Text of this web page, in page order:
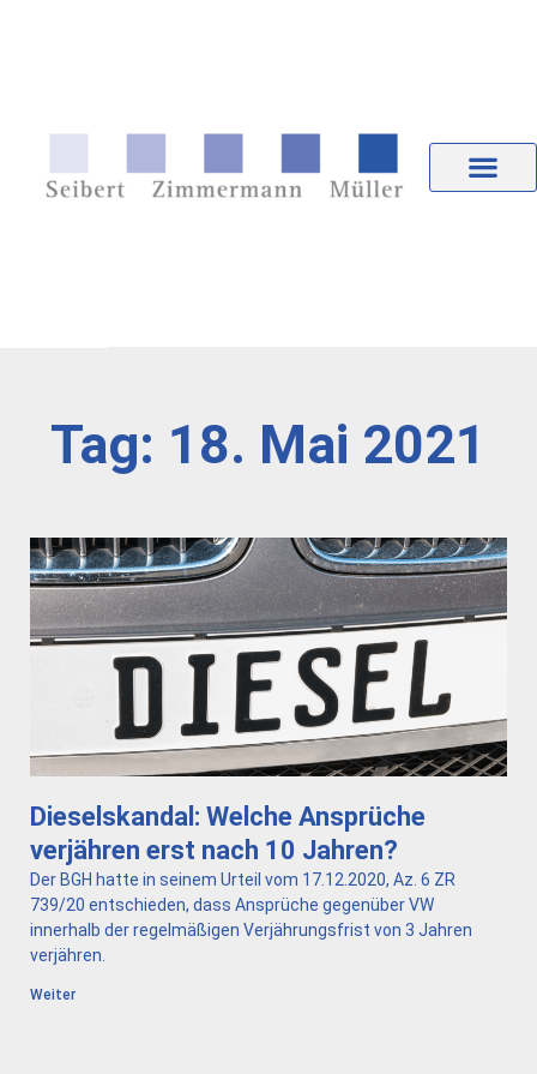
Tag: 18. Mai 2021
Dieselskandal: Welche Ansprüche
verjähren erst nach 10 Jahren?
Der BGH hatte in seinem Urteil vom 17.12.2020, Az. 6 ZR
739/20 entschieden, dass Ansprüche gegenüber VW
innerhalb der regelmäßigen Verjährungsfrist von 3 Jahren
verjähren.
Weiter